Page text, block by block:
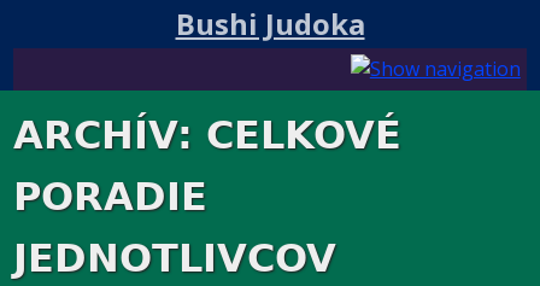
Bushi Judoka
ARCHÍV: CELKOVÉ
PORADIE
JEDNOTLIVCOV